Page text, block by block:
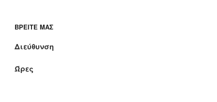
ΒΡΕΊΤΕ ΜΑΣ
Διεύθυνση
Ώρες